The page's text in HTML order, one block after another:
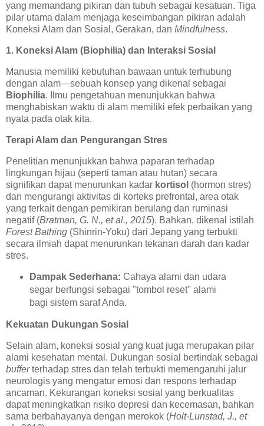
yang memandang pikiran dan tubuh sebagai kesatuan. Tiga
pilar utama dalam menjaga keseimbangan pikiran adalah
Koneksi Alam dan Sosial, Gerakan, dan Mindfulness.
1. Koneksi Alam (Biophilia) dan Interaksi Sosial
Manusia memiliki kebutuhan bawaan untuk terhubung
dengan alam—sebuah konsep yang dikenal sebagai
Biophilia. Ilmu pengetahuan menunjukkan bahwa
menghabiskan waktu di alam memiliki efek perbaikan yang
nyata pada otak kita.
Terapi Alam dan Pengurangan Stres
Penelitian menunjukkan bahwa paparan terhadap
lingkungan hijau (seperti taman atau hutan) secara
signifikan dapat menurunkan kadar kortisol (hormon stres)
dan mengurangi aktivitas di korteks prefrontal, area otak
yang terkait dengan pemikiran berulang dan ruminasi
negatif (Bratman, G. N., et al., 2015). Bahkan, dikenal istilah
Forest Bathing (Shinrin-Yoku) dari Jepang yang terbukti
secara ilmiah dapat menurunkan tekanan darah dan kadar
stres.
Dampak Sederhana: Cahaya alami dan udara
segar berfungsi sebagai "tombol reset" alami
bagi sistem saraf Anda.
Kekuatan Dukungan Sosial
Selain alam, koneksi sosial yang kuat juga merupakan pilar
alami kesehatan mental. Dukungan sosial bertindak sebagai
bufferterhadap stres dan telah terbukti memengaruhi jalur
neurologis yang mengatur emosi dan respons terhadap
ancaman. Kekurangan koneksi sosial yang berkualitas
dapat meningkatkan risiko depresi dan kecemasan, bahkan
sama berbahayanya dengan merokok (Holt-Lunstad, J., et